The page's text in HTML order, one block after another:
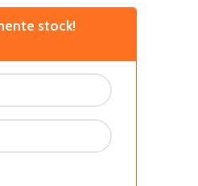
stock!